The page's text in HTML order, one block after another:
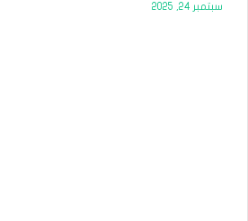
سبتمبر 24, 2025